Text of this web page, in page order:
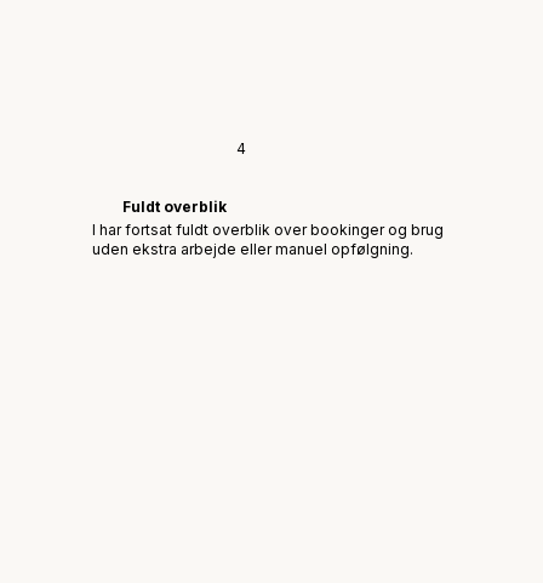
Fuldt overblik
I har fortsat fuldt overblik over bookinger og brug
uden ekstra arbejde eller manuel opfølgning.
4